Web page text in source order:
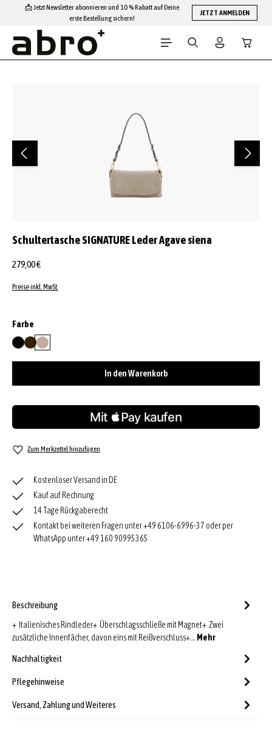
Zum Hauptinhalt springen
📩 Jetzt Newsletter abonnieren und 10 % Rabatt auf Deine
erste Bestellung sichern!
JETZT ANMELDEN
Schultertasche SIGNATURE Leder Agave siena
279,00 €
Preise inkl. MwSt.
Farbe
black/nickel
dark brown
siena
In den Warenkorb
Zum Merkzettel hinzufügen
Kostenloser Versand in DE
Kauf auf Rechnung
14 Tage Rückgaberecht
Kontakt bei weiteren Fragen unter +49 6106-6996-37 oder per
WhatsApp unter +49 160 90995365
Beschreibung
+ Italienisches Rindleder+ Überschlagsschließe mit Magnet+ Zwei
zusätzliche Innenfächer, davon eins mit Reißverschluss+… Mehr
Nachhaltigkeit
Pflegehinweise
Versand, Zahlung und Weiteres